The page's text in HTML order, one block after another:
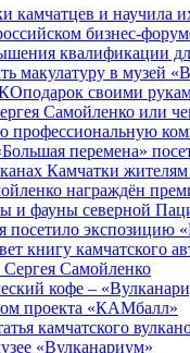
камчатцев и научила
бизнес-
квалификации
макулатуру в музей
своими
Самойленко или
профессиональную
перемена»
Камчатки
награждён
и фауны северной
посетило экспозицию
книгу камчатского
Самойленко
кофе –
проекта «КАМбалл»
камчатского
«Вулканариум»